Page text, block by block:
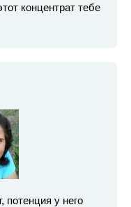
концентрат тебе
у него